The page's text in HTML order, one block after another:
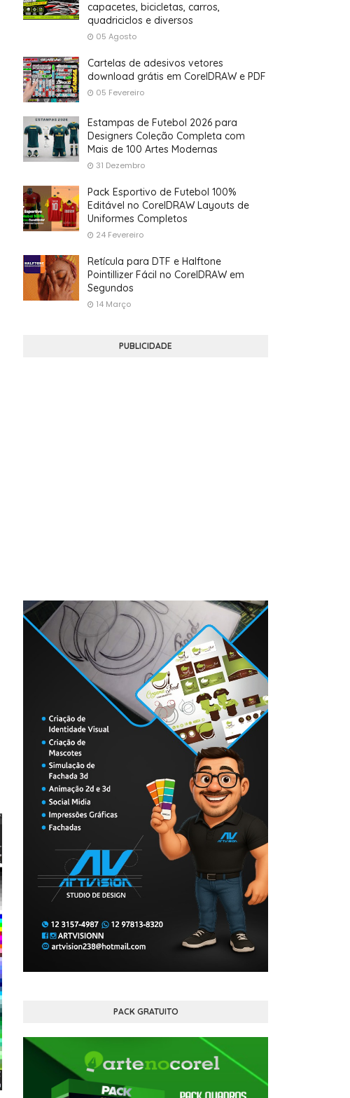
capacetes, bicicletas, carros,
quadriciclos e diversos
05 Agosto
Cartelas de adesivos vetores
download grátis em CorelDRAW e PDF
05 Fevereiro
Estampas de Futebol 2026 para
Designers Coleção Completa com
Mais de 100 Artes Modernas
31 Dezembro
Pack Esportivo de Futebol 100%
Editável no CorelDRAW Layouts de
Uniformes Completos
24 Fevereiro
Retícula para DTF e Halftone
Pointillizer Fácil no CorelDRAW em
Segundos
14 Março
PUBLICIDADE
PACK GRATUITO